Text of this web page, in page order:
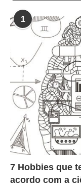
1
7 Hobbies que
acordo com a